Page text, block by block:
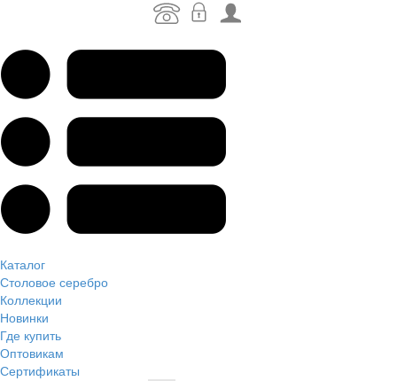
Каталог
Столовое серебро
Коллекции
Новинки
Где купить
Оптовикам
Сертификаты